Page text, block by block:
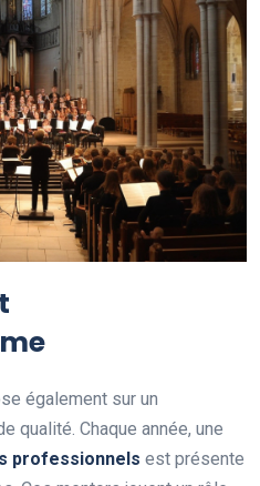
également sur un
qualité. Chaque année, une
s professionnels est présente